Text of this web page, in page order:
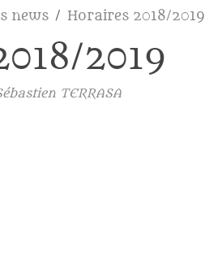
news Horaires 2018/2019
2019
TERRASA